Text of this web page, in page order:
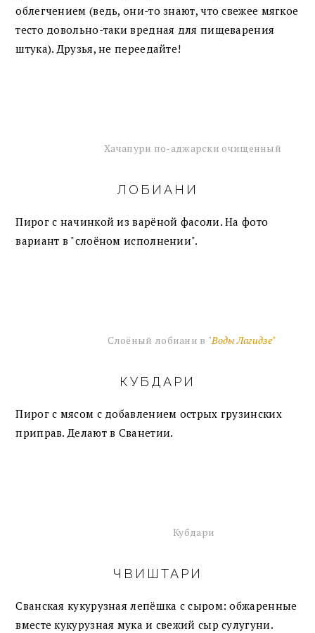
облегчением (ведь, они-то знают, что свежее мягкое
тесто довольно-таки вредная для пищеварения
штука). Друзья, не переедайте!
Хачапури по-аджарски очищенный
ЛОБИАНИ
Пирог с начинкой из варёной фасоли. На фото
вариант в "слоёном исполнении".
Слоёный лобиани в "Воды Лагидзе"
КУБДАРИ
Пирог с мясом с добавлением острых грузинских
приправ. Делают в Сванетии.
Кубдари
ЧВИШТАРИ
Сванская кукурузная лепёшка с сыром: обжаренные
вместе кукурузная мука и свежий сыр сулугуни.